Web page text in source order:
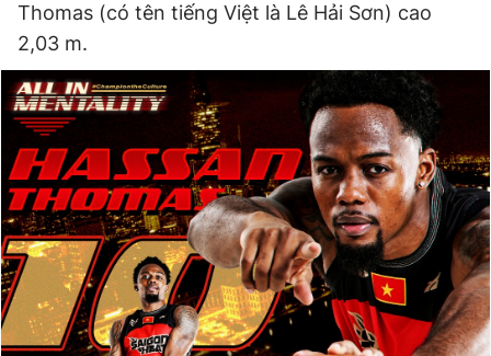
Thomas (có tên tiếng Việt là Lê Hải Sơn) cao
2,03 m.